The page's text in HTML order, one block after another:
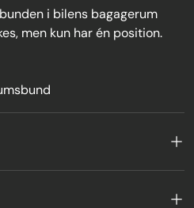
i bilens bagagerum
men kun har én position.